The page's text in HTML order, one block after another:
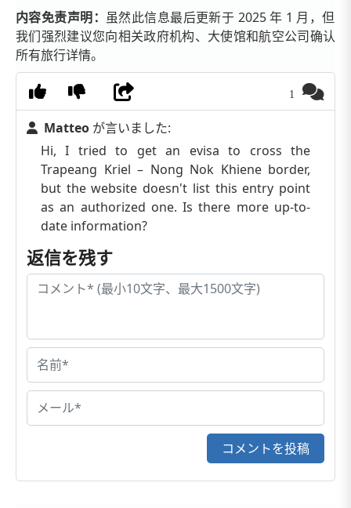
内容免责声明： 虽然此信息最后更新于 2025 年 1 月，但
我们强烈建议您向相关政府机构、大使馆和航空公司确认
所有旅行详情。
1
Matteo が言いました:
Hi, I tried to get an evisa to cross the
Trapeang Kriel – Nong Nok Khiene border,
but the website doesn't list this entry point
as an authorized one. Is there more up-to-
date information?
返信を残す
コメントを投稿